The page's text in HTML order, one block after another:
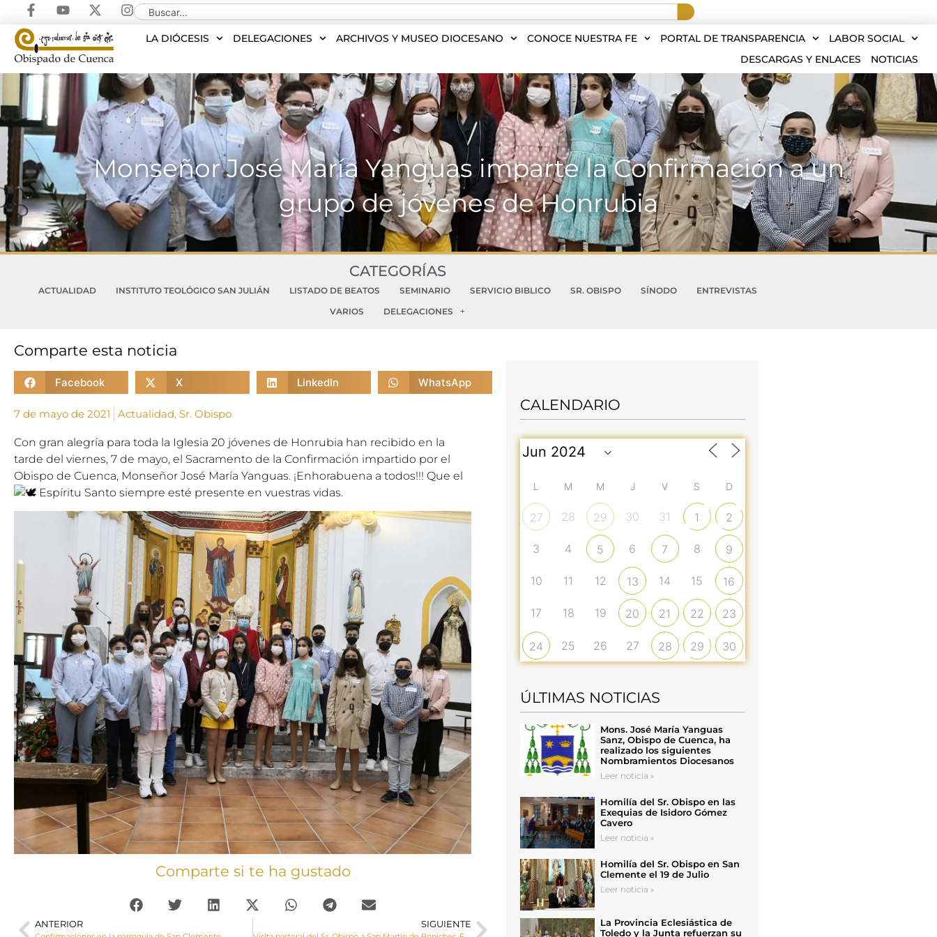
LA DIÓCESIS DELEGACIONES ARCHIVOS Y MUSEO DIOCESANO CONOCE NUESTRA FE PORTAL DE TRANSPARENCIA
LABOR SOCIAL
DESCARGAS Y ENLACES
NOTICIAS
Monseñor José María Yanguas imparte la Confirmación a un
grupo de jóvenes de Honrubia
CATEGORÍAS
ACTUALIDAD INSTITUTO TEOLÓGICO SAN JULIÁN LISTADO DE BEATOS SEMINARIO SERVICIO BIBLICO SR. OBISPO SÍNODO
ENTREVISTAS
VARIOS
DELEGACIONES
Comparte esta noticia
Facebook X LinkedIn WhatsApp
7 de mayo de 2021 Actualidad, Sr. Obispo
Con gran alegría para toda la Iglesia 20 jóvenes de Honrubia han recibido en la
tarde del viernes, 7 de mayo, el Sacramento de la Confirmación impartido por el
Obispo de Cuenca, Monseñor José María Yanguas. ¡Enhorabuena a todos!!! Que el
Espíritu Santo siempre esté presente en vuestras vidas.
Comparte si te ha gustado
ANTERIOR SIGUIENTE
CALENDARIO
L M M J V S D
27 28 29 30 31 1 2
3 4 5 6 7 8 9
10 11 12 13 14 15 16
17 18 19 20 21 22 23
24 25 26 27 28 29 30
ÚLTIMAS NOTICIAS
Mons. José María Yanguas
Sanz, Obispo de Cuenca, ha
realizado los siguientes
Nombramientos Diocesanos
Leer noticia »
Homilía del Sr. Obispo en las
Exequias de Isidoro Gómez
Cavero
Leer noticia »
Homilía del Sr. Obispo en San
Clemente el 19 de Julio
Leer noticia »
La Provincia Eclesiástica de
Toledo y la Junta refuerzan su